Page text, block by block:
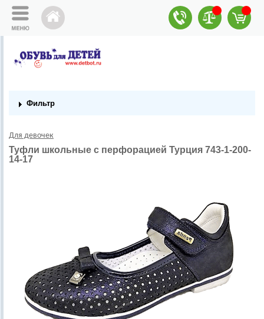
Фильтр
Для девочек
Туфли школьные с перфорацией Турция 743-1-200-
14-17